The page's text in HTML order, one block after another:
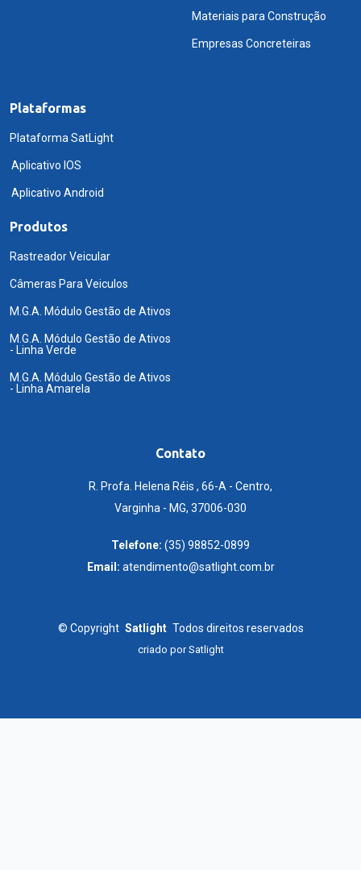
Materiais para Construção
Empresas Concreteiras
Plataformas
Plataforma SatLight
Aplicativo IOS
Aplicativo Android
Produtos
Rastreador Veicular
Câmeras Para Veiculos
M.G.A. Módulo Gestão de Ativos
M.G.A. Módulo Gestão de Ativos
- Linha Verde
M.G.A. Módulo Gestão de Ativos
- Linha Amarela
Contato
R. Profa. Helena Réis , 66-A - Centro,
Varginha - MG, 37006-030
Telefone: (35) 98852-0899
Email: atendimento@satlight.com.br
© Copyright Satlight Todos direitos reservados
criado porSatlight